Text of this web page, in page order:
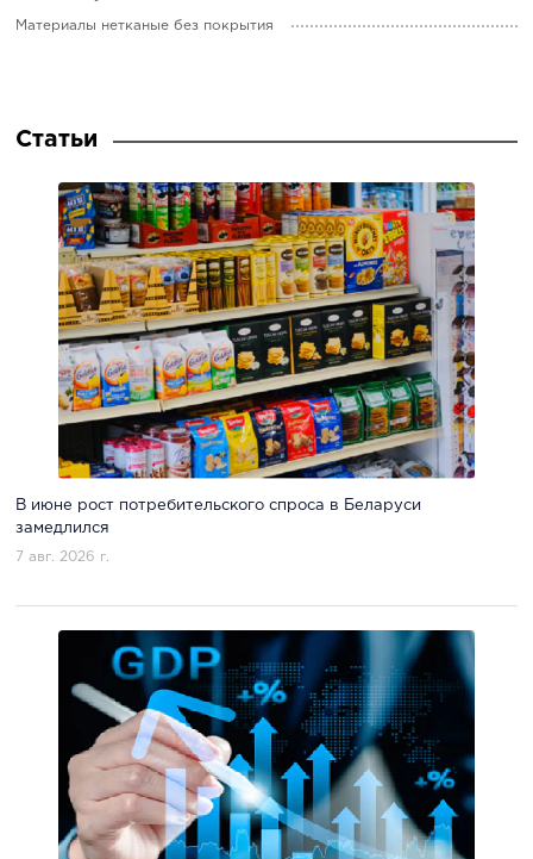
Материалы нетканые без покрытия
Статьи
В июне рост потребительского спроса в Беларуси
замедлился
7 авг. 2026 г.